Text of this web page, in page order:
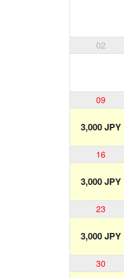
02
09
3,000 JPY
16
3,000 JPY
23
3,000 JPY
30